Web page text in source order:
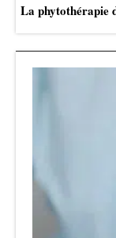
La phytothérapie